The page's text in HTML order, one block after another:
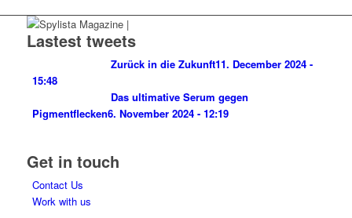
Lastest tweets
Zurück in die Zukunft11. December 2024 -
15:48
Das ultimative Serum gegen
Pigmentflecken6. November 2024 - 12:19
Get in touch
Contact Us
Work with us